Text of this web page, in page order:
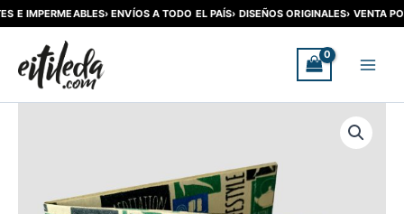
IMPERMEABLES› ENVÍOS A TODO EL PAÍS› DISEÑOS ORIGINALES› VENTA POR
contenido